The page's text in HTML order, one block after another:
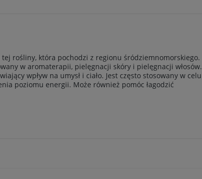
rośliny, która pochodzi z regionu śródziemnomorskiego.
w aromaterapii, pielęgnacji skóry i pielęgnacji włosów.
wpływ na umysł i ciało. Jest często stosowany w celu
poziomu energii. Może również pomóc łagodzić